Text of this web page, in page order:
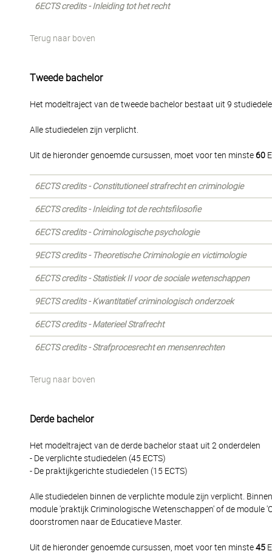
6ECTS credits - Inleiding tot het recht
Terug naar boven
Tweede bachelor
Het modeltraject van de tweede bachelor bestaat uit 9
Alle studiedelen zijn verplicht.
Uit de hieronder genoemde cursussen, moet voor ten minste60
6ECTS credits - Constitutioneel strafrecht en criminologie
6ECTS credits - Inleiding tot de rechtsfilosofie
6ECTS credits - Criminologische psychologie
9ECTS credits - Theoretische Criminologie en victimologie
6ECTS credits - Statistiek II voor de sociale wetenschappen
9ECTS credits - Kwantitatief criminologisch onderzoek
6ECTS credits - Materieel Strafrecht
6ECTS credits - Strafprocesrecht en mensenrechten
Terug naar boven
Derde bachelor
Het modeltraject van de derde bachelor staat uit 2 onderdelen
- De verplichte studiedelen (45 ECTS)
- De praktijkgerichte studiedelen (15 ECTS)
Alle studiedelen binnen de verplichte module zijn verplicht.
module 'praktijk Criminologische Wetenschappen' of de module
doorstromen naar de Educatieve Master.
Uit de hieronder genoemde cursussen, moet voor ten minste45